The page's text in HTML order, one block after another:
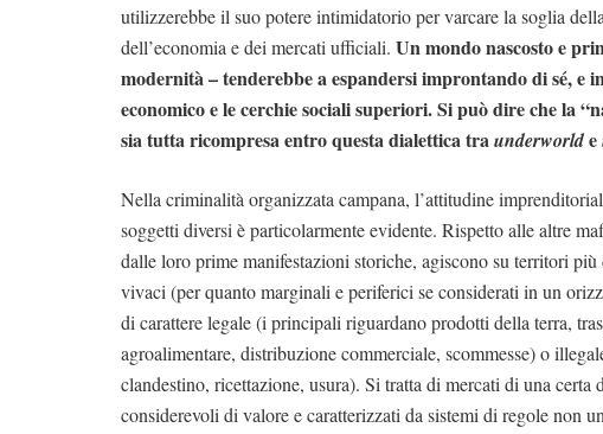
utilizzerebbe il suo potere intimidatorio per varcare la soglia
dell’economia e dei mercati ufficiali.Un mondo nascosto e
modernità – tenderebbe a espandersi improntando di sé, e
economico e le cerchie sociali superiori. Si può dire che la
sia tutta ricompresa entro questa dialettica traunderworlde
Nella criminalità organizzata campana, l’attitudine
soggetti diversi è particolarmente evidente. Rispetto alle altre
dalle loro prime manifestazioni storiche, agiscono su territori
vivaci (per quanto marginali e periferici se considerati in un
di carattere legale (i principali riguardano prodotti della terra,
agroalimentare, distribuzione commerciale, scommesse) o
clandestino, ricettazione, usura). Si tratta di mercati di una certa
considerevoli di valore e caratterizzati da sistemi di regole non